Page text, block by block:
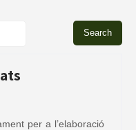
per a l’elaboració